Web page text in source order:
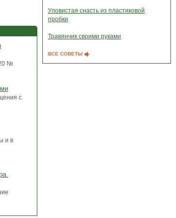
№
с
и в
Уловистая снасть из пластиковой
пробки
Травянчик своими руками
ВСЕ СОВЕТЫ